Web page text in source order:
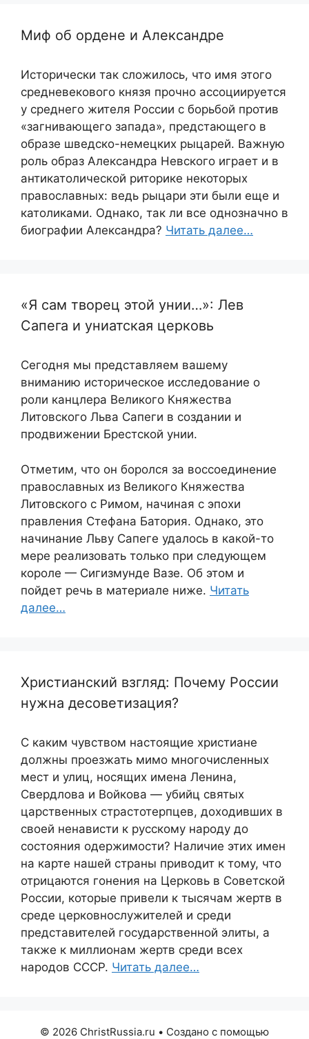
Миф об ордене и Александре
Исторически так сложилось, что имя этого
средневекового князя прочно ассоциируется
у среднего жителя России с борьбой против
«загнивающего запада», предстающего в
образе шведско-немецких рыцарей. Важную
роль образ Александра Невского играет и в
антикатолической риторике некоторых
православных: ведь рыцари эти были еще и
католиками. Однако, так ли все однозначно в
биографии Александра? Читать далее…
«Я сам творец этой унии…»: Лев
Сапега и униатская церковь
Сегодня мы представляем вашему
вниманию историческое исследование о
роли канцлера Великого Княжества
Литовского Льва Сапеги в создании и
продвижении Брестской унии.
Отметим, что он боролся за воссоединение
православных из Великого Княжества
Литовского с Римом, начиная с эпохи
правления Стефана Батория. Однако, это
начинание Льву Сапеге удалось в какой-то
мере реализовать только при следующем
короле — Сигизмунде Вазе. Об этом и
пойдет речь в материале ниже. Читать
далее…
Христианский взгляд: Почему России
нужна десоветизация?
С каким чувством настоящие христиане
должны проезжать мимо многочисленных
мест и улиц, носящих имена Ленина,
Свердлова и Войкова — убийц святых
царственных страстотерпцев, доходивших в
своей ненависти к русскому народу до
состояния одержимости? Наличие этих имен
на карте нашей страны приводит к тому, что
отрицаются гонения на Церковь в Советской
России, которые привели к тысячам жертв в
среде церковнослужителей и среди
представителей государственной элиты, а
также к миллионам жертв среди всех
народов СССР. Читать далее…
© 2026 ChristRussia.ru • Создано с помощью